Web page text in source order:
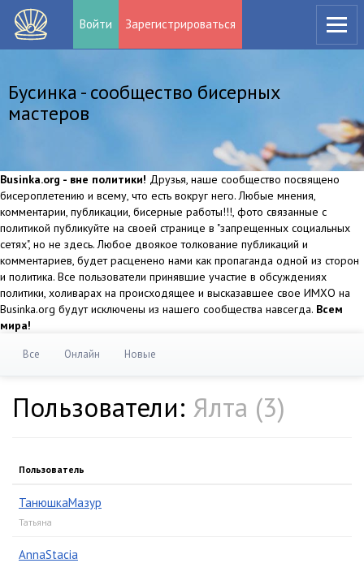
Войти Зарегистрироваться
Бусинка - сообщество бисерных
мастеров
Businka.org - вне политики! Друзья, наше сообщество посвящено
бисероплетению и всему, что есть вокруг него. Любые мнения,
комментарии, публикации, бисерные работы!!!, фото связанные с
политикой публикуйте на своей странице в "запрещенных социальных
сетях", но не здесь. Любое двоякое толкование публикаций и
комментариев, будет расценено нами как пропаганда одной из сторон
и политика. Все пользователи принявшие участие в обсуждениях
политики, холиварах на происходящее и высказавшее свое ИМХО на
Businka.org будут исключены из нашего сообщества навсегда. Всем
мира!
Все Онлайн Новые
Пользователи: Ялта (3)
Пользователь
ТанюшкаМазур
Татьяна
AnnaStacia